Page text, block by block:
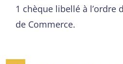
1 chèque libellé à l’ordre
de Commerce.